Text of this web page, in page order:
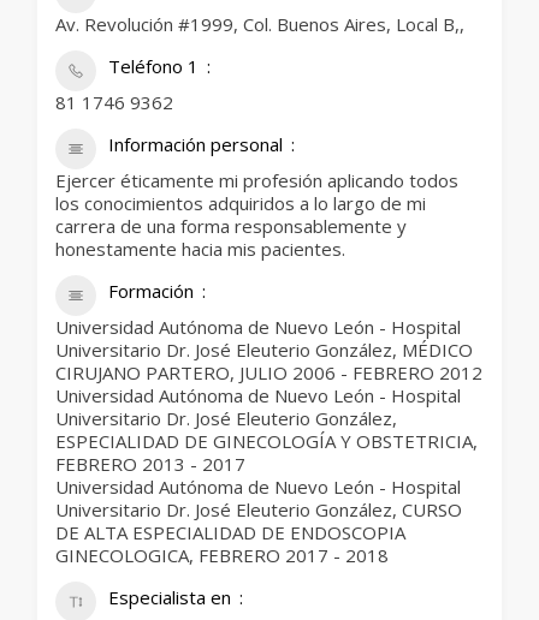
Av. Revolución #1999, Col. Buenos Aires, Local B,,
Teléfono 1
81 1746 9362
Información personal
Ejercer éticamente mi profesión aplicando todos
los conocimientos adquiridos a lo largo de mi
carrera de una forma responsablemente y
honestamente hacia mis pacientes.
Formación
Universidad Autónoma de Nuevo León - Hospital
Universitario Dr. José Eleuterio González, MÉDICO
CIRUJANO PARTERO, JULIO 2006 - FEBRERO 2012
Universidad Autónoma de Nuevo León - Hospital
Universitario Dr. José Eleuterio González,
ESPECIALIDAD DE GINECOLOGÍA Y OBSTETRICIA,
FEBRERO 2013 - 2017
Universidad Autónoma de Nuevo León - Hospital
Universitario Dr. José Eleuterio González, CURSO
DE ALTA ESPECIALIDAD DE ENDOSCOPIA
GINECOLOGICA, FEBRERO 2017 - 2018
Especialista en